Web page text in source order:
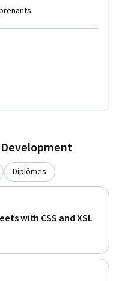
Diplômes
with CSS and XSL